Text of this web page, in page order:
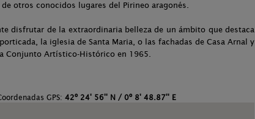
otros conocidos lugares del Pirineo aragonés.
disfrutar de la extraordinaria belleza de un ámbito que destaca
la iglesia de Santa Maria, o las fachadas de Casa Arnal y
Conjunto Artístico-Histórico en 1965.
GPS: 42º 24' 56'' N / 0º 8' 48.87'' E